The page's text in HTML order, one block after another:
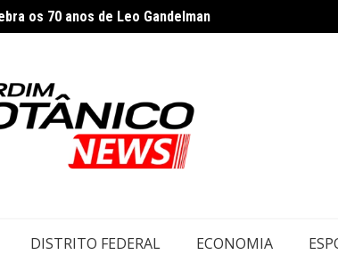
deve começar na infância, alerta cardiologista
DISTRITO FEDERAL ECONOMIA